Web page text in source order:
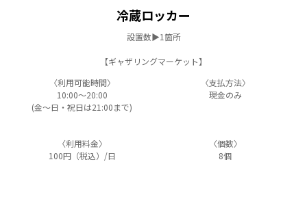
冷蔵ロッカー
設置数▶1箇所
【ギャザリングマーケット】
〈利用可能時間〉
10:00～20:00
(金～日・祝日は21:00まで)
〈支払方法〉
現金のみ
〈利用料金〉
100円（税込）/日
〈個数〉
8個